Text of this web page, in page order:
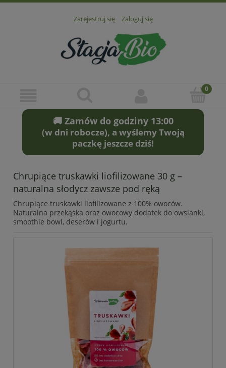
Zarejestruj się Zaloguj się
🚚 Zamów do godziny 13:00
(w dni robocze), a wyślemy Twoją
paczkę jeszcze dziś!
Chrupiące truskawki liofilizowane 30 g –
naturalna słodycz zawsze pod ręką
Chrupiące truskawki liofilizowane z 100% owoców.
Naturalna przekąska oraz owocowy dodatek do owsianki,
smoothie bowl, deserów i jogurtu.